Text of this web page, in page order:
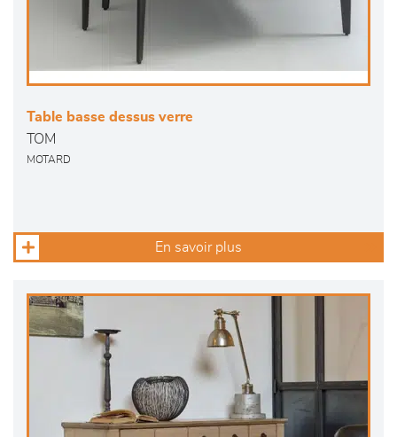
Table basse dessus verre
TOM
MOTARD
En savoir plus